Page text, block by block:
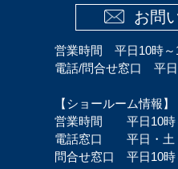
お問
営業時間 平日10時～
電話/問合せ窓口 平日
【ショールーム情報】
営業時間 平日10時
電話窓口 平日・土
問合せ窓口 平日10時